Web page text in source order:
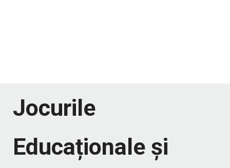
Jocurile
Educaționale și